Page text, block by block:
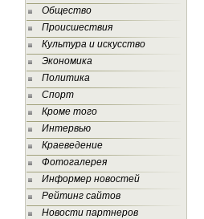
Общество
Происшествия
Культура и искусство
Экономика
Политика
Спорт
Кроме того
Интервью
Краеведение
Фотогалерея
Информер новостей
Рейтинг сайтов
Новости партнеров